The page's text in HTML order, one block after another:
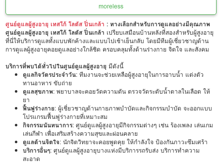
moreless
ศูนย์ดูแลผู้สูงอายุ เทสโก้ โลตัส ปิ่นเกล้า : ทางเลือกสำหรับการดูแลอย่างมีคุณภาพ
ศูนย์ดูแลผู้สูงอายุ เทสโก้ โลตัส ปิ่นเกล้า เปรียบเสมือนบ้านหลังที่สองสำหรับผู้สูงอายุ
ที่นี่ให้บริการดูแลทั้งแบบพักค้างและแบบไปเช้าเย็นกลับ โดยมีทีมผู้เชี่ยวชาญด้าน
การดูแลผู้สูงอายุคอยดูแลอย่างใกล้ชิด ครอบคลุมทั้งด้านร่างกาย จิตใจ และสังคม
บริการที่พบได้ทั่วไปในศูนย์ดูแลผู้สูงอายุ มีดังนี้
ดูแลกิจวัตรประจำวัน: ทีมงานจะช่วยเหลือผู้สูงอายุในการอาบน้ำ แต่งตัว
ทานอาหาร ขับถ่าย
ดูแลสุขภาพ: พยาบาลจะคอยวัดความดัน ตรวจวัดระดับน้ำตาลในเลือด ให้
ยา
ฟื้นฟูร่างกาย: ผู้เชี่ยวชาญด้านกายภาพบำบัดและกิจกรรมบำบัด จะออกแบบ
โปรแกรมฟื้นฟูร่างกายที่เหมาะสม
กิจกรรมนันทนาการ: ศูนย์ดูแลผู้สูงอายุมีกิจกรรมต่างๆ เช่น ร้องเพลง เล่นเกม
เล่นกีฬา เพื่อเสริมสร้างความสุขและผ่อนคลาย
ดูแลด้านจิตใจ: นักจิตวิทยาจะคอยพูดคุย ให้กำลังใจ ป้องกันภาวะซึมเศร้า
บริการอื่นๆ: ศูนย์ดูแลผู้สูงอายุบางแห่งมีบริการรถรับส่ง บริการทำความ
สะอาด